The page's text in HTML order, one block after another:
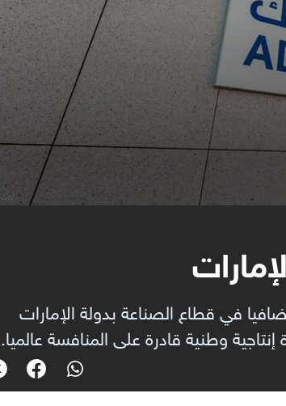
في قطاع الصناعة بدولة الإمارات
وطنية قادرة على المنافسة عالميا.